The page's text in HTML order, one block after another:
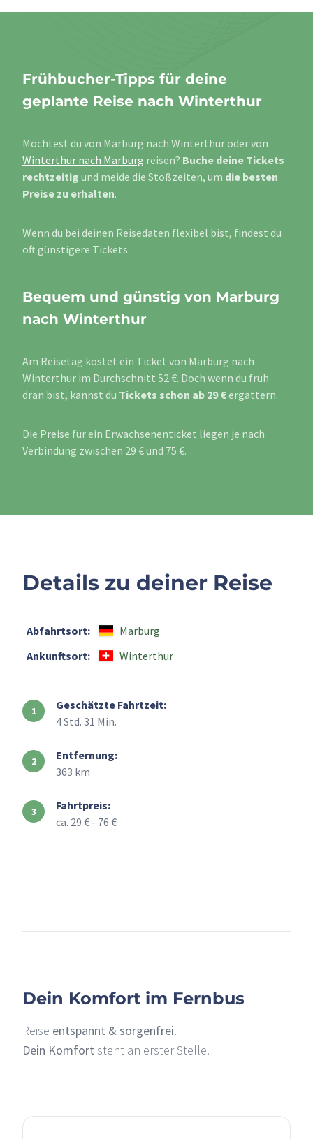
Frühbucher-Tipps für deine
geplante Reise nach Winterthur
Möchtest du von Marburg nach Winterthur oder von
Winterthur nach Marburg reisen? Buche deine Tickets
rechtzeitig und meide die Stoßzeiten, um die besten
Preise zu erhalten.
Wenn du bei deinen Reisedaten flexibel bist, findest du
oft günstigere Tickets.
Bequem und günstig von Marburg
nach Winterthur
Am Reisetag kostet ein Ticket von Marburg nach
Winterthur im Durchschnitt 52 €. Doch wenn du früh
dran bist, kannst du Tickets schon ab 29 €ergattern.
Die Preise für ein Erwachsenenticket liegen je nach
Verbindung zwischen 29 € und 75 €.
Details zu deiner Reise
Abfahrtsort:
Marburg
Ankunftsort:
Winterthur
Geschätzte Fahrtzeit:
4 Std. 31 Min.
Entfernung:
363 km
Fahrtpreis:
ca. 29 € - 76 €
Dein Komfort im Fernbus
Reise entspannt & sorgenfrei.
Dein Komfort steht an erster Stelle.